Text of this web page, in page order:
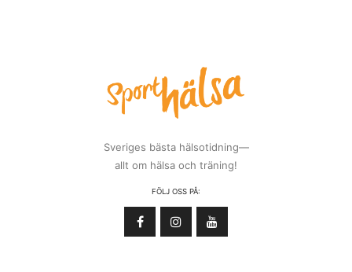
Sveriges bästa hälsotidning—
allt om hälsa och träning!
FÖLJ OSS PÅ: